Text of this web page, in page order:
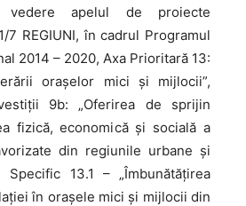
apelul de proiecte
7 REGIUNI, în cadrul Programul
2014 – 2020, Axa Prioritară 13:
orașelor mici și mijlocii”,
9b: „Oferirea de sprijin
fizică, economică și socială a
din regiunile urbane și
Specific 13.1 – „Îmbunătăţirea
în oraşele mici şi mijlocii din